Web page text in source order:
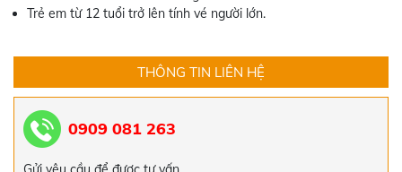
Trẻ em từ 12 tuổi trở lên tính vé người lớn.
THÔNG TIN LIÊN HỆ
0909 081 263